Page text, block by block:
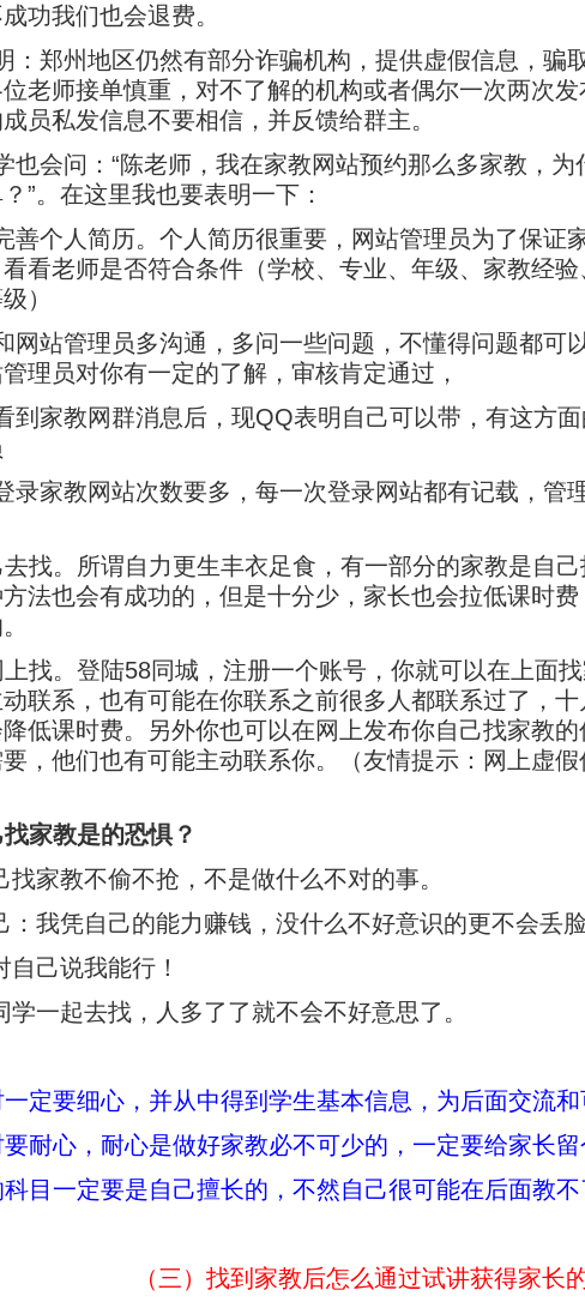
功我们也会退费。
：郑州地区仍然有部分诈骗机构，提供虚假信息，骗
老师接单慎重，对不了解的机构或者偶尔一次两次
员私发信息不要相信，并反馈给群主。
也会问：“陈老师，我在家教网站预约那么多家教，
”。在这里我也要表明一下：
善个人简历。个人简历很重要，网站管理员为了保证
看老师是否符合条件（学校、专业、年级、家教经
）
网站管理员多沟通，多问一些问题，不懂得问题都可
理员对你有一定的了解，审核肯定通过，
到家教网群消息后，现QQ表明自己可以带，有这方
录家教网站次数要多，每一次登录网站都有记载，管
找。所谓自力更生丰衣足食，有一部分的家教是自
法也会有成功的，但是十分少，家长也会拉低课时
找。登陆58同城，注册一个账号，你就可以在上面
联系，也有可能在你联系之前很多人都联系过了，
降低课时费。另外你也可以在网上发布你自己找家教
，他们也有可能主动联系你。（友情提示：网上虚
家教是的恐惧？
家教不偷不抢，不是做什么不对的事。
我凭自己的能力赚钱，没什么不好意识的更不会丢脸
己说我能行！
一起去找，人多了了就不会不好意思了。
定要细心，并从中得到学生基本信息，为后面交流和
耐心，耐心是做好家教必不可少的，一定要给家长留
目一定要是自己擅长的，不然自己很可能在后面教不
（三）找到家教后怎么通过试讲获得家长